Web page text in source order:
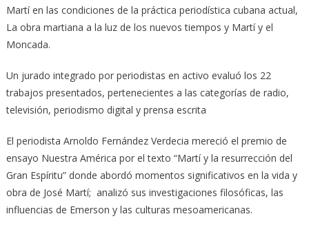
Martí en las condiciones de la práctica periodística cubana actual,
La obra martiana a la luz de los nuevos tiempos y Martí y el
Moncada.
Un jurado integrado por periodistas en activo evaluó los 22
trabajos presentados, pertenecientes a las categorías de radio,
televisión, periodismo digital y prensa escrita
El periodista Arnoldo Fernández Verdecia mereció el premio de
ensayo Nuestra América por el texto “Martí y la resurrección del
Gran Espíritu” donde abordó momentos significativos en la vida y
obra de José Martí; analizó sus investigaciones filosóficas, las
influencias de Emerson y las culturas mesoamericanas.